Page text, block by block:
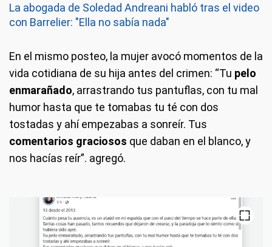
La abogada de Soledad Andreani habló tras el video
con Barrelier: "Ella no sabía nada"
En el mismo posteo, la mujer avocó momentos de la
vida cotidiana de su hija antes del crimen: “Tu pelo
enmarañado, arrastrando tus pantuflas, con tu mal
humor hasta que te tomabas tu té con dos
tostadas y ahí empezabas a sonreír. Tus
comentarios graciosos que daban en el blanco, y
nos hacías reír”. agregó.